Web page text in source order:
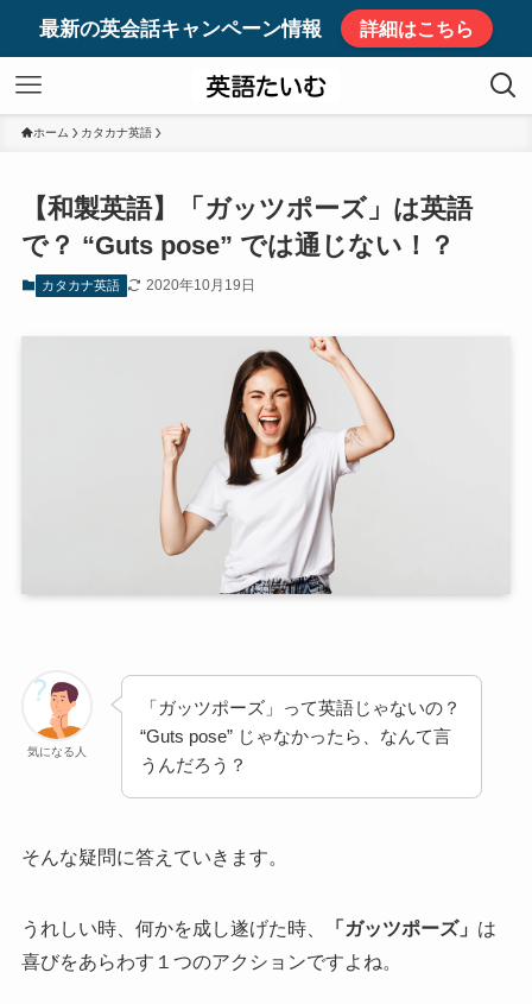
最新の英会話キャンペーン情報 詳細はこちら
ホーム カタカナ英語
【和製英語】「ガッツポーズ」は英語
で？ “Guts pose” では通じない！？
カタカナ英語 2020年10月19日
気になる人
「ガッツポーズ」って英語じゃないの？
“Guts pose” じゃなかったら、なんて言
うんだろう？
そんな疑問に答えていきます。
うれしい時、何かを成し遂げた時、 「ガッツポーズ」 は
喜びをあらわす１つのアクションですよね。